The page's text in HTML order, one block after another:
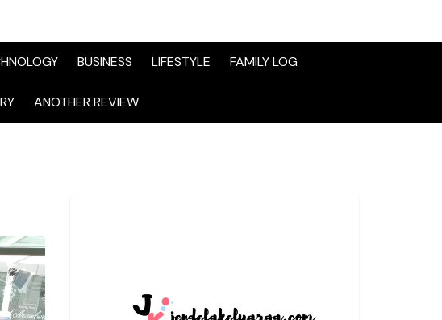
BUSINESS LIFESTYLE FAMILY LOG
ANOTHER REVIEW